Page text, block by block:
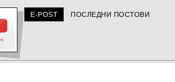
E-POST ПОСЛЕДНИ ПОСТОВИ